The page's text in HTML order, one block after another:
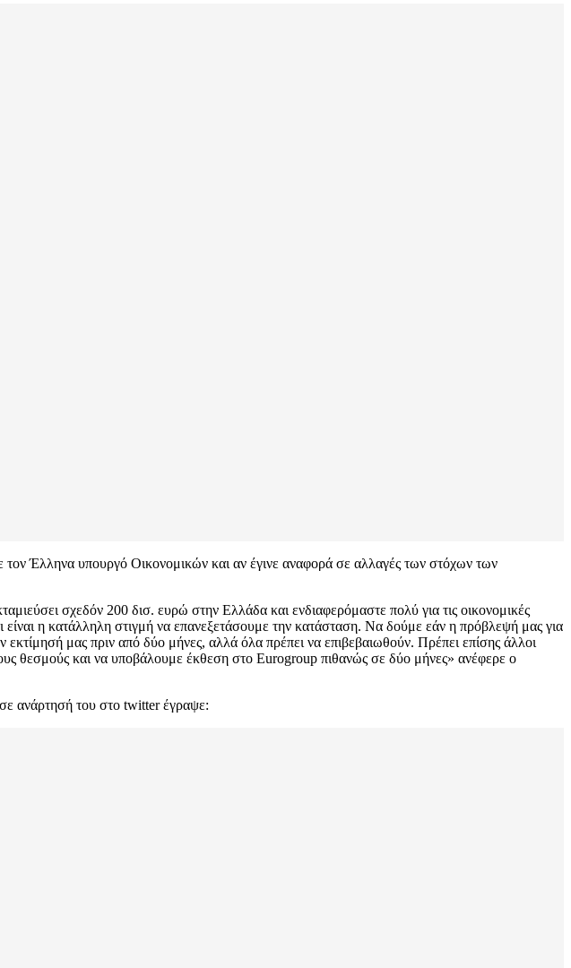
Έλληνα υπουργό Οικονομικών και αν έγινε αναφορά σε αλλαγές των στόχων των
σχεδόν 200 δισ. ευρώ στην Ελλάδα και ενδιαφερόμαστε πολύ για τις οικονομικές
η κατάλληλη στιγμή να επανεξετάσουμε την κατάσταση. Να δούμε εάν η πρόβλεψή μας για
εκτίμησή μας πριν από δύο μήνες, αλλά όλα πρέπει να επιβεβαιωθούν. Πρέπει επίσης άλλοι
θεσμούς και να υποβάλουμε έκθεση στο Eurogroup πιθανώς σε δύο μήνες» ανέφερε ο
ανάρτησή του στο twitter έγραψε: